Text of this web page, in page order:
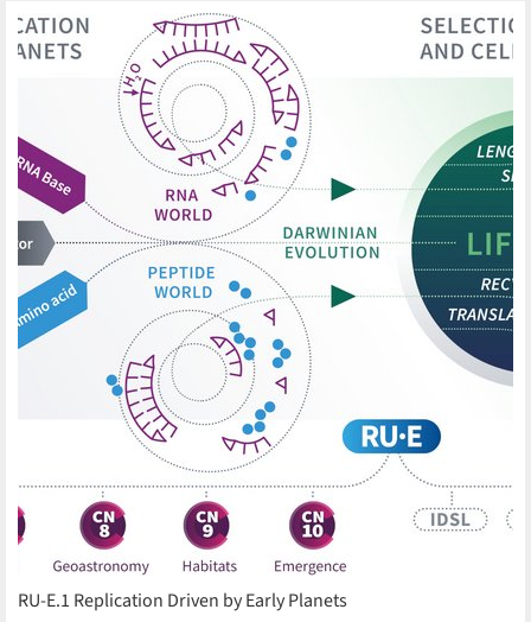
RU-E.1 Replication Driven by Early Planets